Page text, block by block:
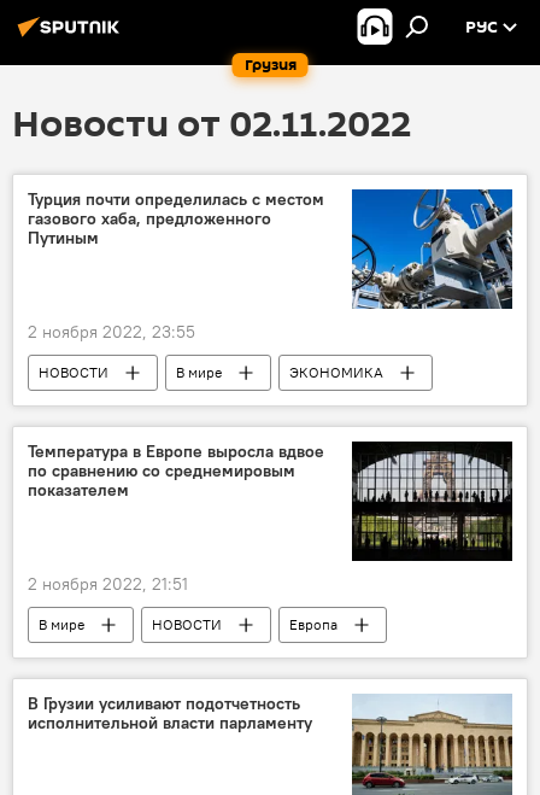
Грузия
РУС
Новости от 02.11.2022
Турция почти определилась с местом
газового хаба, предложенного
Путиным
2 ноября 2022, 23:55
НОВОСТИ В мире
ЭКОНОМИКА
Владимир Путин
Турция
Черное море
Европа
Температура в Европе выросла вдвое
по сравнению со среднемировым
показателем
2 ноября 2022, 21:51
В мире НОВОСТИ
Европа
Всемирная метеорологическая организация
ООН
В Грузии усиливают подотчетность
исполнительной власти парламенту